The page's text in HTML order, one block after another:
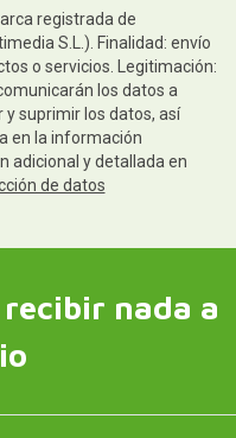
registrada de
S.L.). Finalidad: envío
o servicios. Legitimación:
los datos a
suprimir los datos, así
en la información
adicional y detallada en
de datos
nada a